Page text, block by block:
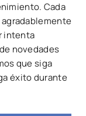
Cada
intenta
novedades
que siga
éxito durante